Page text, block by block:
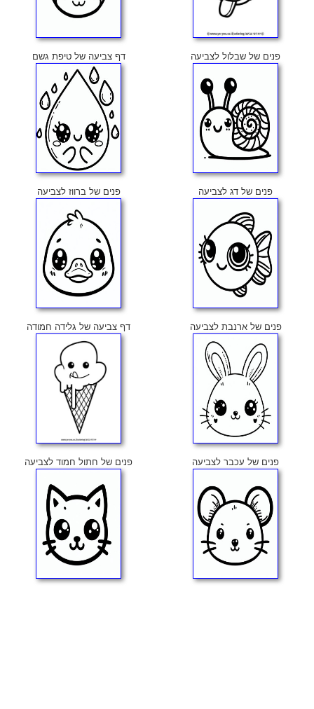
פנים של שבלול לצביעה דף צביעה של טיפת גשם
פנים של דג לצביעה פנים של ברווז לצביעה
פנים של ארנבת לצביעה דף צביעה של גלידה חמודה
פנים של עכבר לצביעה פנים של חתול חמוד לצביעה